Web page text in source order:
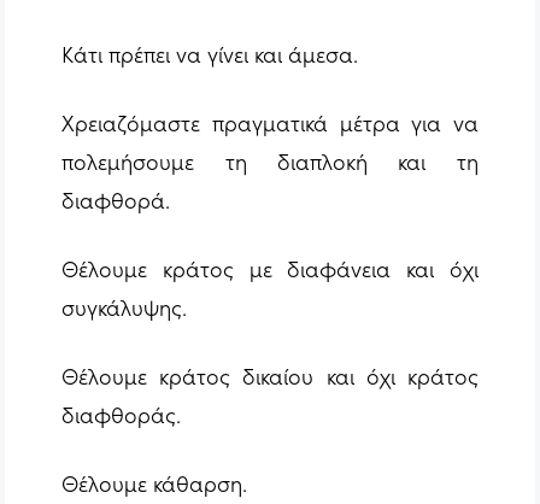
Κάτι πρέπει να γίνει και άμεσα.
Χρειαζόμαστε πραγματικά μέτρα για να
πολεμήσουμε τη διαπλοκή και τη
διαφθορά.
Θέλουμε κράτος με διαφάνεια και όχι
συγκάλυψης.
Θέλουμε κράτος δικαίου και όχι κράτος
διαφθοράς.
Θέλουμε κάθαρση.